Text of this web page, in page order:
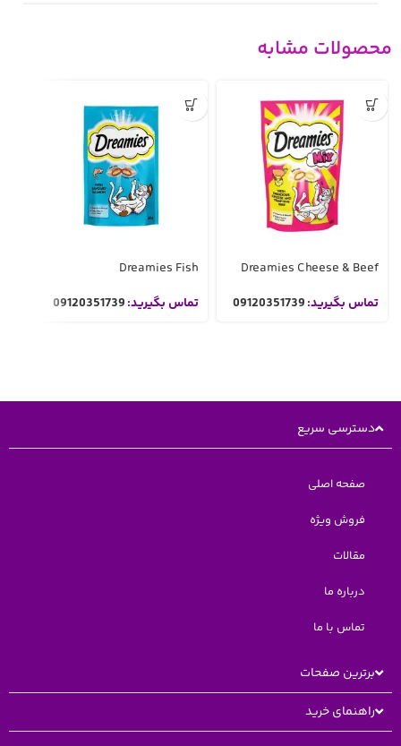
محصولات مشابه
Dreamies Cheese & Beef
تماس بگیرید:09120351739
Dreamies Fish
تماس بگیرید:09120351739
دسترسی سریع
صفحه اصلی
فروش ویژه
مقالات
درباره ما
تماس با ما
برترین صفحات
راهنمای خرید